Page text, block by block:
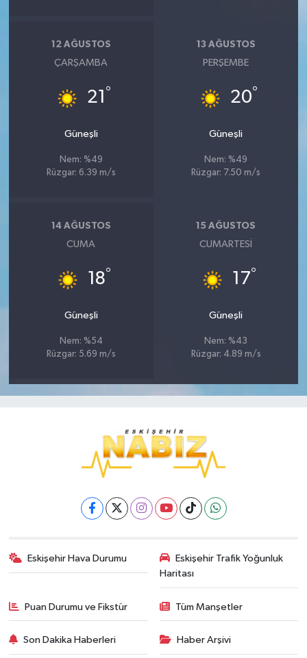
12 AĞUSTOS
ÇARŞAMBA
21 °
Güneşli
Nem: %49
Rüzgar: 6.39 m/s
13 AĞUSTOS
PERŞEMBE
20°
Güneşli
Nem: %49
Rüzgar: 7.50 m/s
14 AĞUSTOS
CUMA
18°
Güneşli
Nem: %54
Rüzgar: 5.69 m/s
15 AĞUSTOS
CUMARTESI
17°
Güneşli
Nem: %43
Rüzgar: 4.89 m/s
Eskişehir Hava Durumu
Eskişehir Trafik Yoğunluk
Haritası
Puan Durumu ve Fikstür Tüm Manşetler
Son Dakika Haberleri Haber Arşivi